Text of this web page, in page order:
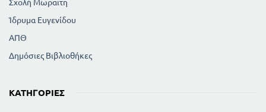
Σχολή Μωραϊτη
Ίδρυμα Ευγενίδου
ΑΠΘ
Δημόσιες Βιβλιοθήκες
ΚΑΤΗΓΟΡΊΕΣ